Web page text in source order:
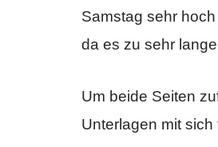
Samstag sehr
da es zu sehr
Um beide Seiten
Unterlagen mit